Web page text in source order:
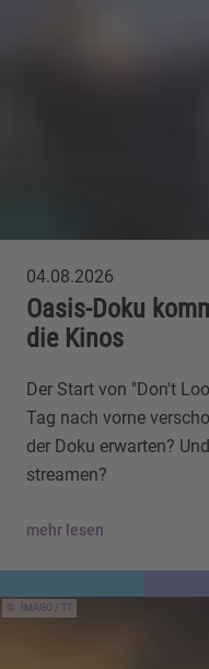
04.08.2026
Oasis-Doku
die Kinos
Der Start von "Don't
Tag nach vorne
der Doku erwarten?
streamen?
mehr lesen
IMAGO / TT